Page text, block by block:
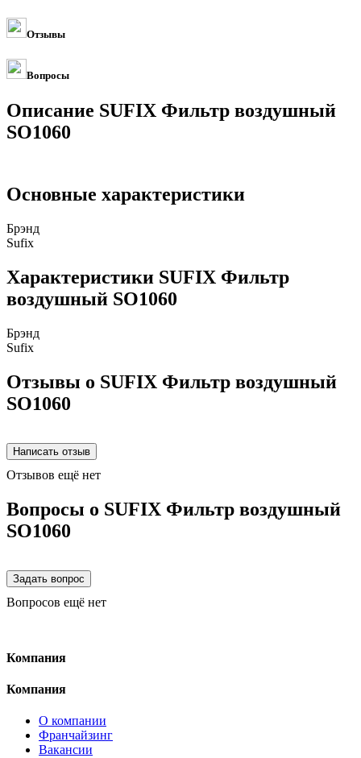
Отзывы
Вопросы
Описание SUFIX Фильтр воздушный
SO1060
Основные характеристики
Брэнд
Sufix
Характеристики SUFIX Фильтр
воздушный SO1060
Брэнд
Sufix
Отзывы о SUFIX Фильтр воздушный
SO1060
Отзывов ещё нет
Вопросы о SUFIX Фильтр воздушный
SO1060
Вопросов ещё нет
Компания
Компания
О компании
Франчайзинг
Вакансии